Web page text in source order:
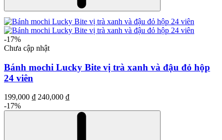
-17%
Chưa cập nhật
Bánh mochi Lucky Bite vị trà xanh và đậu đỏ hộp
24 viên
199,000 ₫ 240,000 ₫
-17%